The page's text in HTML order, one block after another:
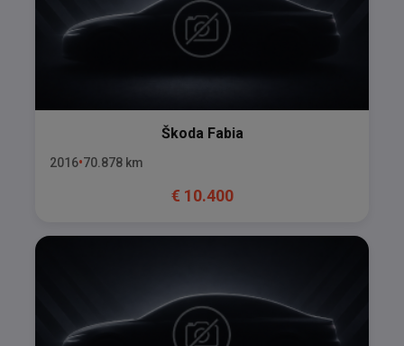
Škoda Fabia
2016 70.878 km
€ 10.400